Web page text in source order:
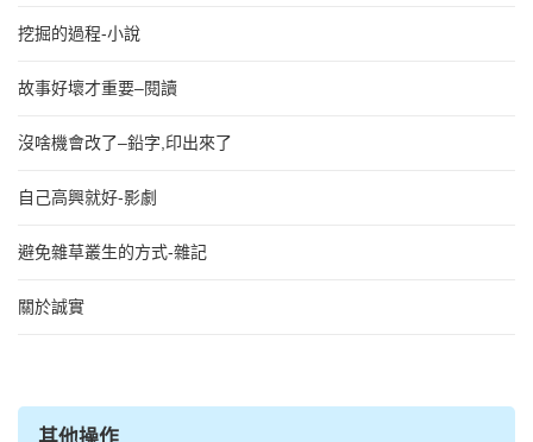
挖掘的過程-小說
故事好壞才重要–閱讀
沒啥機會改了–鉛字,印出來了
自己高興就好-影劇
避免雜草叢生的方式-雜記
關於誠實